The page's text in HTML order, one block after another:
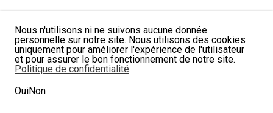
Nous n'utilisons ni ne suivons aucune donnée
personnelle sur notre site. Nous utilisons des cookies
uniquement pour améliorer l'expérience de l'utilisateur
et pour assurer le bon fonctionnement de notre site.
Politique de confidentialité
OuiNon